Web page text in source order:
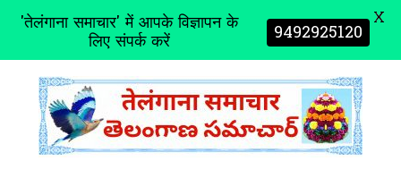
'तेलंगाना समाचार' में आपके विज्ञापन के
लिए संपर्क करें 9492925120 X